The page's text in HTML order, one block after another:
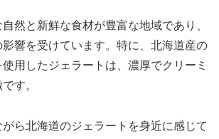
然と新鮮な食材が豊富な地域であり、
響を受けています。特に、北海道産の
用したジェラートは、濃厚でクリーミ
す。
ら北海道のジェラートを身近に感じて